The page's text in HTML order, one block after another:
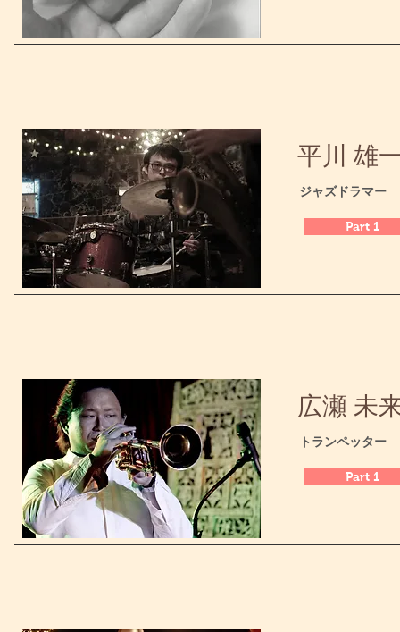
平川 雄
​ジャズドラマー
Part 1
広瀬 未
​トランペッター
Part 1